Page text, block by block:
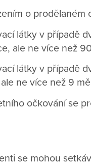
o prodělaném
látky v případě
ale ne více než
látky v případě
ne více než 9
očkování se
se mohou